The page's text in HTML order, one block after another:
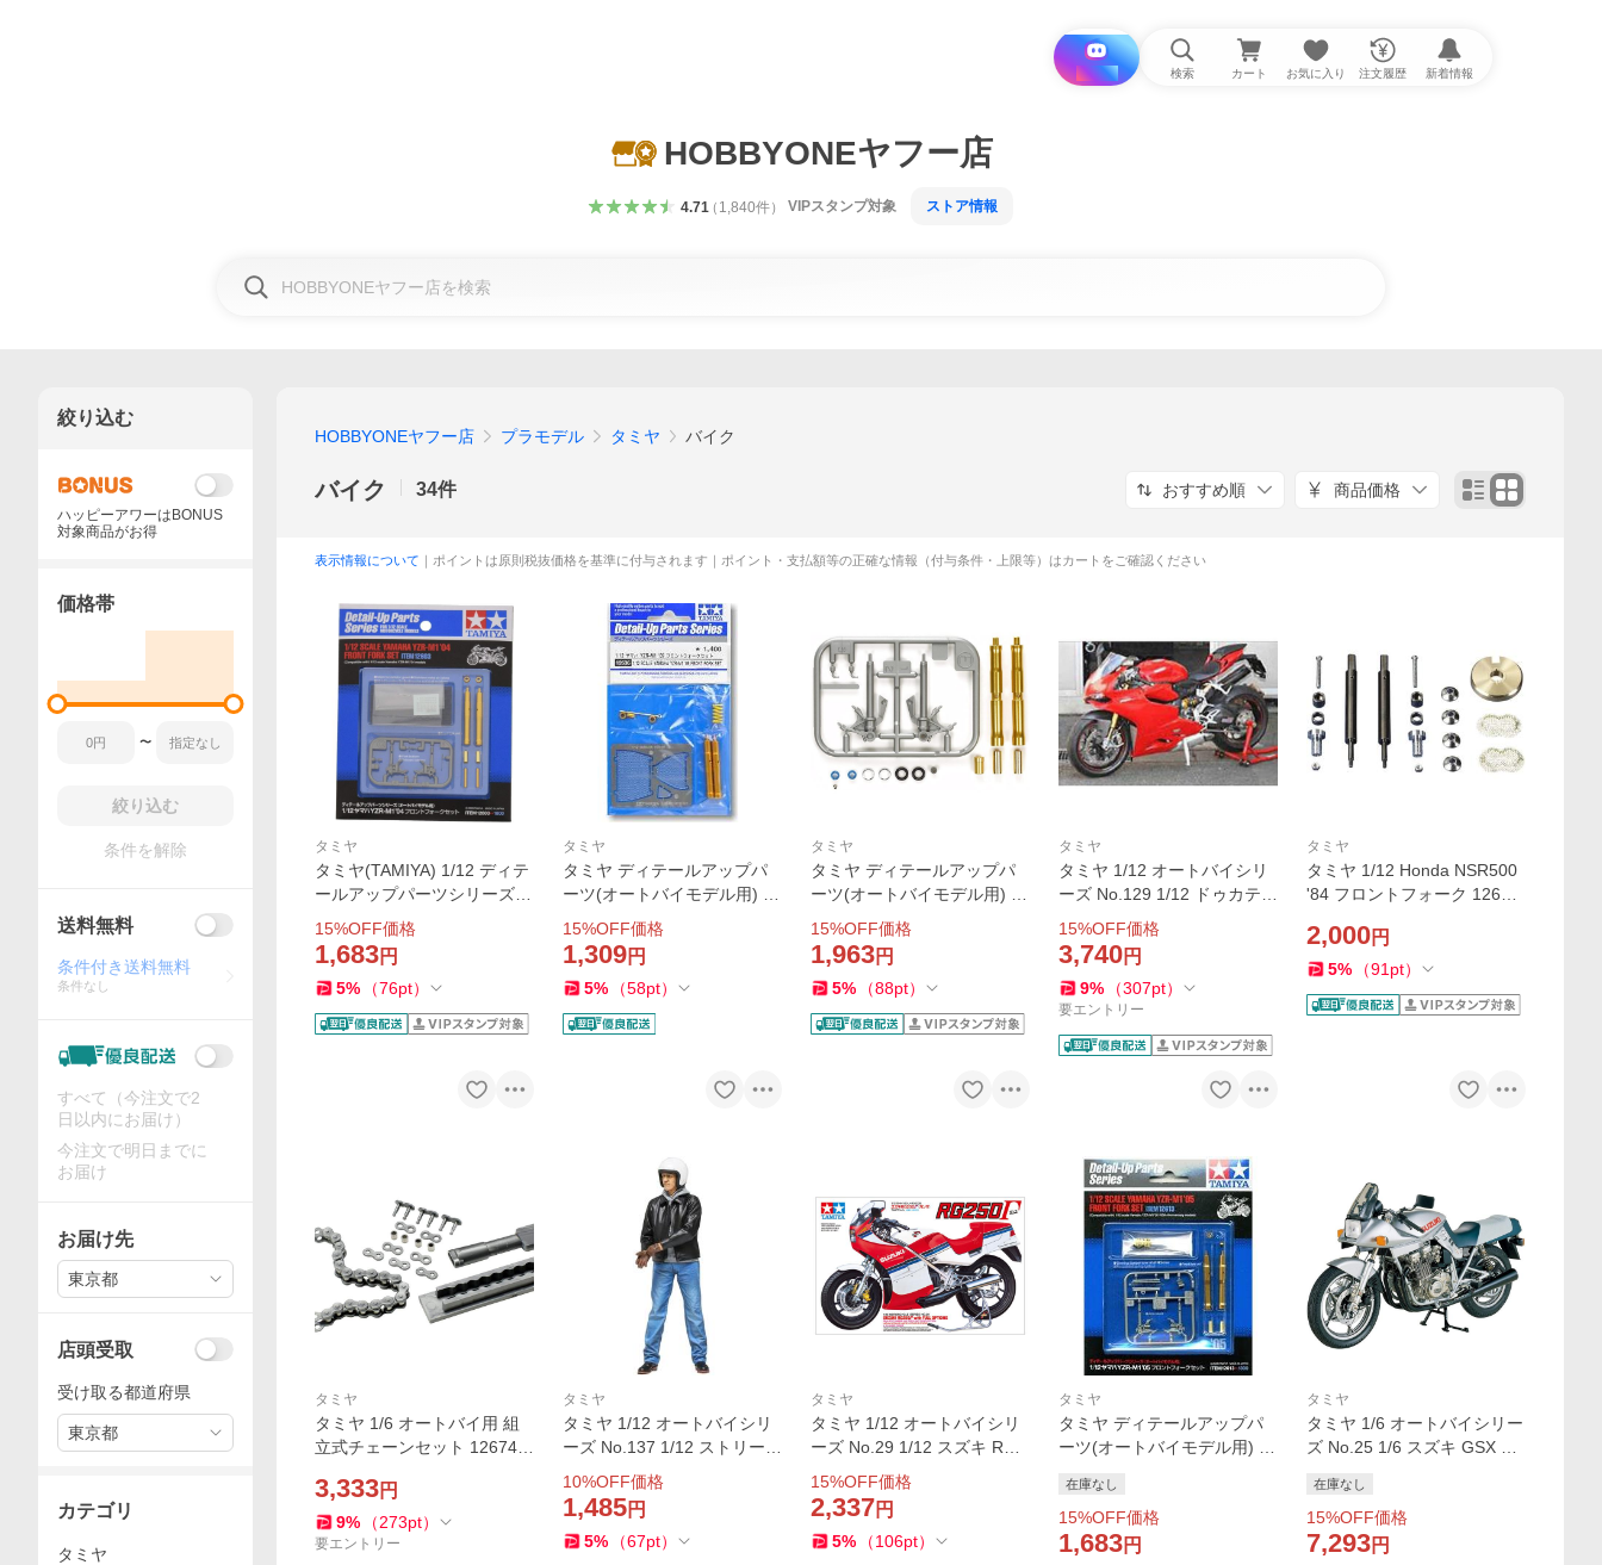
i と探す 検索 カート お気に入り 注文履歴 新着情報
HOBBYONEヤフー店
4.71（ 1,840件） VIPスタンプ対象 ストア情報
HOBBYONEヤフー店 プラモデル タミヤ バイク
バイク 34件 おすすめ順 商品価格
表示情報について ｜ポイントは原則税抜価格を基準に付与されます｜ポイント・支払額等の正確な情報（付与条件・上限等）はカートをご確認ください
タミヤ
タミヤ(TAMIYA) 1/12 ディテ
ールアップパーツシリーズ N
o.03 ヤマハ YZR-M1 04 フロ
ントフォークセット プラモ
デル用パーツ 12603 爆買
15%OFF価格
1,683円
5% （76pt）
タミヤ
タミヤ ディテールアップパ
ーツ(オートバイモデル用) N
o.36 1/12 YZR-M1 '09 フロ
ントフォークセット 12636
爆買
15%OFF価格
1,309円
5% （58pt）
タミヤ
タミヤ ディテールアップパ
ーツ(オートバイモデル用) N
o.57 1/12 ドゥカティ1199パ
ニガーレS フロントフォーク
セット 12657 爆買
15%OFF価格
1,963円
5% （88pt）
タミヤ
タミヤ 1/12 オートバイシリ
ーズ No.129 1/12 ドゥカティ
1199 パニガーレS バイク プ
ラモデル 模型 スケールモデ
ル 14129 爆買
15%OFF価格
3,740円
9% （307pt）
要エントリー
タミヤ
タミヤ 1/12 Honda NSR500
'84 フロントフォーク 12651
2,000円
5% （91 pt）
タミヤ
タミヤ 1/6 オートバイ用 組
立式チェーンセット 12674
3,333円
9% （273pt）
要エントリー
タミヤ
タミヤ 1/12 オートバイシリ
ーズ No.137 1/12 ストリート
ライダー プラモデル 模型 ス
ケールモデル 14137 爆買
10%OFF価格
1,485円
5% （67pt）
タミヤ
タミヤ 1/12 オートバイシリ
ーズ No.29 1/12 スズキ RG2
50Γ (ガンマ) フルオプション
バイク プラモデル 模型 スケ
ールモデル 14029 爆買
15%OFF価格
2,337円
5% （106pt）
タミヤ
タミヤ ディテールアップパ
ーツ(オートバイモデル用) N
フロントフォークセット 126
13 爆買
在庫なし
15%OFF価格
1,683円
タミヤ
タミヤ 1/6 オートバイシリー
ズ No.25 1/6 スズキ GSX 11
ル 模型 スケールモデル 1602
5 爆買
在庫なし
15%OFF価格
7,293円
絞り込む
ハッピーアワーはBONUS
対象商品がお得
価格帯
〜
絞り込む
条件を解除
送料無料
条件付き送料無料
条件なし
すべて（今注文で2
日以内にお届け）
今注文で明日までに
お届け
お届け先
東京都
店頭受取
受け取る都道府県
東京都
カテゴリ
タミヤ